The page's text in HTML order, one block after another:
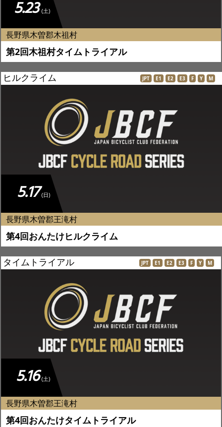
5.23 (土)
長野県木曽郡木祖村
第2回木祖村タイムトライアル
ヒルクライム JPT E1 E2 E3 F Y M
5.17 (日)
長野県木曽郡王滝村
第4回おんたけヒルクライム
タイムトライアル JPT E1 E2 E3 F Y M
5.16 (土)
長野県木曽郡王滝村
第4回おんたけタイムトライアル